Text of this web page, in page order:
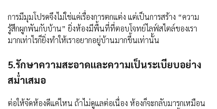
การมีมุมโปรดจึงไม่ใช่แค่เรื่องการตกแต่ง แต่เป็นการสร้าง “ความ
รู้สึกผูกพันกับบ้าน” ยิ่งห้องมีพื้นที่ที่ตอบโจทย์ไลฟ์สไตล์ของเรา
มากเท่าไรก็ยิ่งทำให้เราอยากอยู่บ้านมากขึ้นเท่านั้น
5.รักษาความสะอาดและความเป็นระเบียบอย่าง
สม่ำเสมอ
ต่อให้จัดห้องดีแค่ไหน ถ้าไม่ดูแลต่อเนื่อง ห้องก็จะกลับมารกเหมือน